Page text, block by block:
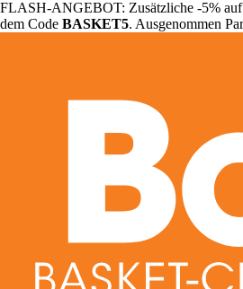
FLASH-ANGEBOT: Zusätzliche -5% auf
dem Code BASKET5. Ausgenommen